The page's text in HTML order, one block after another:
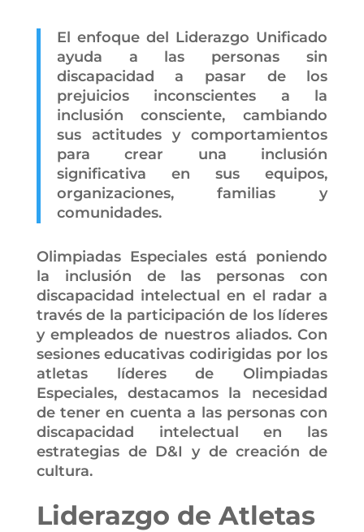
El enfoque del Liderazgo Unificado
ayuda a las personas sin
discapacidad a pasar de los
prejuicios inconscientes a la
inclusión consciente, cambiando
sus actitudes y comportamientos
para crear una inclusión
significativa en sus equipos,
organizaciones, familias y
comunidades.
Olimpiadas Especiales está poniendo
la inclusión de las personas con
discapacidad intelectual en el radar a
través de la participación de los líderes
y empleados de nuestros aliados. Con
sesiones educativas codirigidas por los
atletas líderes de Olimpiadas
Especiales, destacamos la necesidad
de tener en cuenta a las personas con
discapacidad intelectual en las
estrategias de D&I y de creación de
cultura.
Liderazgo de Atletas